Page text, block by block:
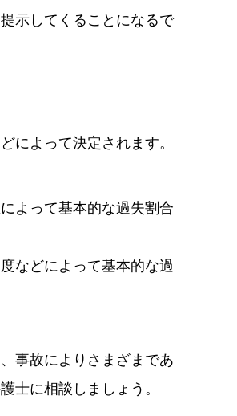
示してくることになるで
によって決定されます。
よって基本的な過失割合
などによって基本的な過
事故によりさまざまであ
士に相談しましょう。